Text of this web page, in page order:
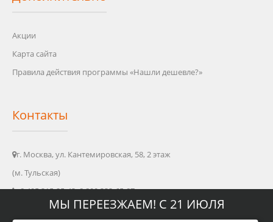
МЫ ПЕРЕЕЗЖАЕМ! С 21 ИЮЛЯ
Акции
Карта сайта
Правила действия программы «Нашли дешевле?»
Контакты
г. Москва, ул. Кантемировская, 58, 2 этаж
(м. Тульская)
8 495 215-25-43, 8 800 333-65-87
info@oleo-shop.ru